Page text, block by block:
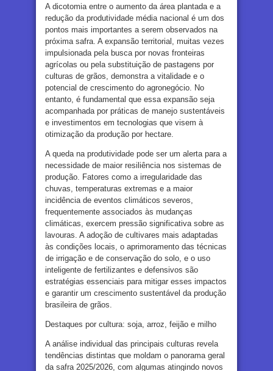
A dicotomia entre o aumento da área plantada e a
redução da produtividade média nacional é um dos
pontos mais importantes a serem observados na
próxima safra. A expansão territorial, muitas vezes
impulsionada pela busca por novas fronteiras
agrícolas ou pela substituição de pastagens por
culturas de grãos, demonstra a vitalidade e o
potencial de crescimento do agronegócio. No
entanto, é fundamental que essa expansão seja
acompanhada por práticas de manejo sustentáveis
e investimentos em tecnologias que visem à
otimização da produção por hectare.
A queda na produtividade pode ser um alerta para a
necessidade de maior resiliência nos sistemas de
produção. Fatores como a irregularidade das
chuvas, temperaturas extremas e a maior
incidência de eventos climáticos severos,
frequentemente associados às mudanças
climáticas, exercem pressão significativa sobre as
lavouras. A adoção de cultivares mais adaptadas
às condições locais, o aprimoramento das técnicas
de irrigação e de conservação do solo, e o uso
inteligente de fertilizantes e defensivos são
estratégias essenciais para mitigar esses impactos
e garantir um crescimento sustentável da produção
brasileira de grãos.
Destaques por cultura: soja, arroz, feijão e milho
A análise individual das principais culturas revela
tendências distintas que moldam o panorama geral
da safra 2025/2026, com algumas atingindo novos